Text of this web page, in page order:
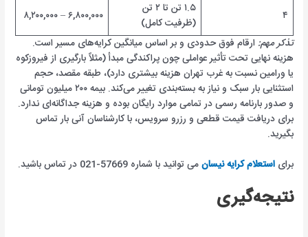
۴
۱.۵ تن تا ۲ تن
(ظرفیت کامل)
۶,۸۰۰,۰۰۰ – ۸,۲۰۰,۰۰۰
تذکر مهم: ارقام فوق حدودی و بر اساس میانگین کرایه‌های مسیر است.
هزینه نهایی تحت تأثیر عواملی چون پراکندگی مبدأ (مثلاً بارگیری از فیروزکوه
یا ورامین نسبت به غرب تهران هزینه بیشتری دارد)، طبقه مقصد، حجم
استثنایی بار سبک و نیاز به بسته‌بندی تغییر می‌کند. بیمه ۲۰۰ میلیون تومانی
و صدور بارنامه رسمی در تمامی موارد رایگان بوده و هزینه جداگانه‌ای ندارد.
برای دریافت قیمت قطعی و رزرو سرویس، با کارشناسان آنی بار تماس
بگیرید.
برایاستعلام کرایه نیسانمی توانید با شماره 57669-021 در تماس باشید.
نتیجه‌گیری